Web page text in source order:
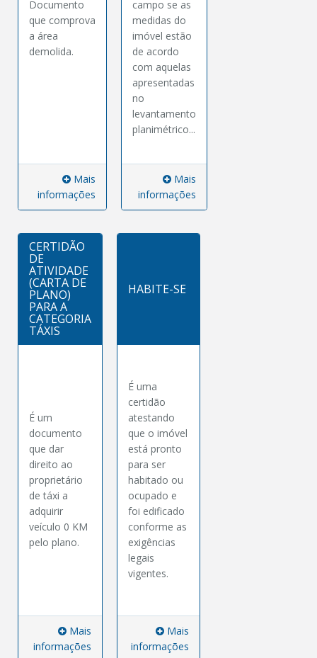
Documento
que comprova
a área
demolida.
Mais
informações
campo se as
medidas do
imóvel estão
de acordo
com aquelas
apresentadas
no
levantamento
planimétrico...
Mais
informações
CERTIDÃO
DE
ATIVIDADE
(CARTA DE
PLANO)
PARA A
CATEGORIA
TÁXIS
É um
documento
que dar
direito ao
proprietário
de táxi a
adquirir
veículo 0 KM
pelo plano.
Mais
informações
HABITE-SE
É uma
certidão
atestando
que o imóvel
está pronto
para ser
habitado ou
ocupado e
foi edificado
conforme as
exigências
legais
vigentes.
Mais
informações